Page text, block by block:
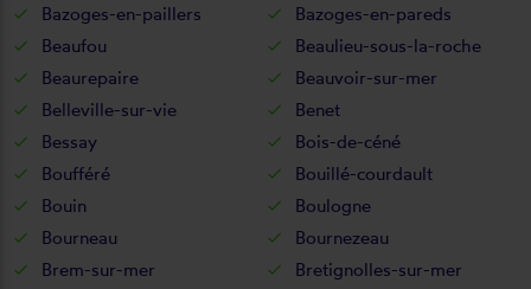
Bazoges-en-paillers
Bazoges-en-pareds
Beaufou
Beaulieu-sous-la-roche
Beaurepaire
Beauvoir-sur-mer
Belleville-sur-vie
Benet
Bessay
Bois-de-céné
Boufféré
Bouillé-courdault
Bouin
Boulogne
Bourneau
Bournezeau
Brem-sur-mer
Bretignolles-sur-mer